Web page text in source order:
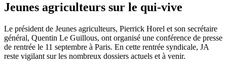
Jeunes agriculteurs sur le qui-vive
Le président de Jeunes agriculteurs, Pierrick Horel et son secrétaire
général, Quentin Le Guillous, ont organisé une conférence de presse
de rentrée le 11 septembre à Paris. En cette rentrée syndicale, JA
reste vigilant sur les nombreux dossiers actuels et à venir.